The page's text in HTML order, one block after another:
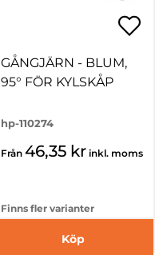
GÅNGJÄRN - BLUM,
95° FÖR KYLSKÅP
hp-110274
Från 46,35 kr inkl. moms
Finns fler varianter
Köp